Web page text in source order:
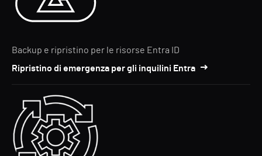
Backup e ripristino per le risorse Entra ID
Ripristino di emergenza per gli inquilini Entra